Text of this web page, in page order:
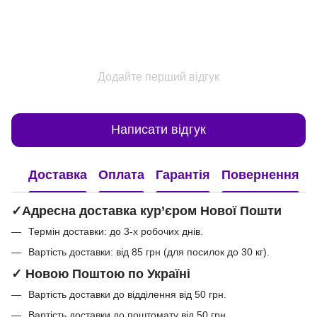
Додайте перший відгук
Написати відгук
Доставка Оплата Гарантія Повернення
✓Адресна доставка кур’єром Нової Пошти
Термін доставки: до 3-х робочих днів.
Вартість доставки: від 85 грн (для посилок до 30 кг).
✓ Новою Поштою по Україні
Вартість доставки до відділення від 50 грн.
Вартість доставки до поштомату від 50 грн.